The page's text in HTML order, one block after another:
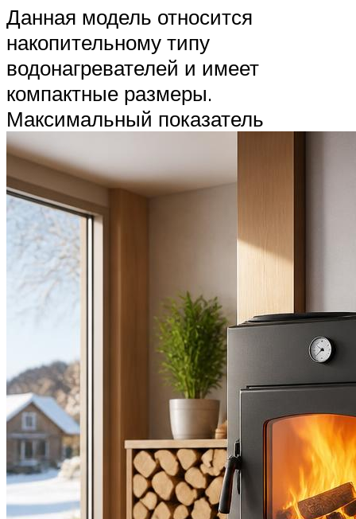
Данная модель относится
накопительному типу
водонагревателей и имеет
компактные размеры.
Максимальный показатель